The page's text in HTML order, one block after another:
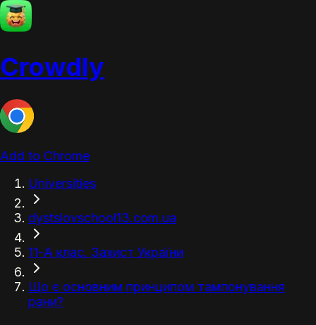
Crowdly
Add to Chrome
Universities
dystslovschool13.com.ua
11-А клас. Захист України
Що є основним принципом тампонування
рани?